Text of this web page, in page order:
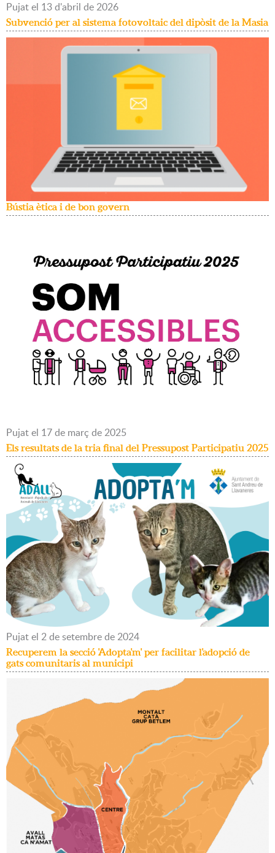
Pujatel 13d'abril de 2026
Subvenció per al sistema fotovoltaic del dipòsit de la Masia
Bústia ètica i de bon govern
Pujatel 17de març de 2025
Els resultats de la tria final del Pressupost Participatiu 2025
Pujatel 2desetembrede 2024
Recuperem la secció 'Adopta'm' per facilitar l'adopció de
gats comunitaris al municipi